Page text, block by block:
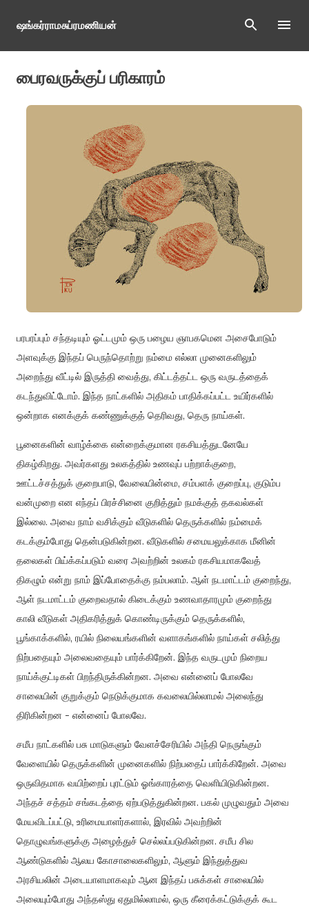
Skip to main content
ஷங்கர்ராமசுப்ரமணியன்
பைரவருக்குப் பரிகாரம்
பரபரப்பும் சந்தடியும் ஓட்டமும் ஒரு பழைய ஞாபகமென அசைபோடும்
அளவுக்கு இந்தப் பெருந்தொற்று நம்மை எல்லா முனைகளிலும்
அறைந்து வீட்டில் இருத்தி வைத்து, கிட்டத்தட்ட ஒரு வருடத்தைக்
கடந்துவிட்டோம். இந்த நாட்களில் அதிகம் பாதிக்கப்பட்ட உயிர்களில்
ஒன்றாக எனக்குக் கண்ணுக்குத் தெரிவது, தெரு நாய்கள்.
பூனைகளின் வாழ்க்கை என்றைக்குமான ரகசியத்துடனேயே
திகழ்கிறது. அவர்களது உலகத்தில் உணவுப் பற்றாக்குறை,
ஊட்டச்சத்துக் குறைபாடு, வேலையின்மை, சம்பளக் குறைப்பு, குடும்ப
வன்முறை என எந்தப் பிரச்சினை குறித்தும் நமக்குத் தகவல்கள்
இல்லை. அவை நாம் வசிக்கும் வீடுகளில் தெருக்களில் நம்மைக்
கடக்கும்போது தென்படுகின்றன. வீடுகளில் சமையலுக்காக மீனின்
தலைகள் பிய்க்கப்படும் வரை அவற்றின் உலகம் ரகசியமாகவேத்
திகழும் என்று நாம் இப்போதைக்கு நம்பலாம். ஆள் நடமாட்டம் குறைந்து,
ஆள் நடமாட்டம் குறைவதால் கிடைக்கும் உணவாதாரமும் குறைந்து
காலி வீடுகள் அதிகரித்துக் கொண்டிருக்கும் தெருக்களில்,
பூங்காக்களில், ரயில் நிலையங்களின் வளாகங்களில் நாய்கள் சலித்து
நிற்பதையும் அலைவதையும் பார்க்கிறேன். இந்த வருடமும் நிறைய
நாய்க்குட்டிகள் பிறந்திருக்கின்றன. அவை என்னைப் போலவே
சாலையின் குறுக்கும் நெடுக்குமாக கவலையில்லாமல் அலைந்து
திரிகின்றன - என்னைப் போலவே.
சமீப நாட்களில் பசு மாடுகளும் வேளச்சேரியில் அந்தி நெருங்கும்
வேளையில் தெருக்களின் முனைகளில் நிற்பதைப் பார்க்கிறேன். அவை
ஒருவிதமாக வயிற்றைப் புரட்டும் ஓங்காரத்தை வெளியிடுகின்றன.
அந்தச் சத்தம் சங்கடத்தை ஏற்படுத்துகின்றன. பகல் முழுவதும் அவை
மேயவிடப்பட்டு, உரிமையாளர்களால், இரவில் அவற்றின்
தொழுவங்களுக்கு அழைத்துச் செல்லப்படுகின்றன. சமீப சில
ஆண்டுகளில் ஆலய கோசாலைகளிலும், ஆளும் இந்துத்துவ
அரசியலின் அடையாளமாகவும் ஆன இந்தப் பசுக்கள் சாலையில்
அலையும்போது அந்தஸ்து ஏதுமில்லாமல், ஒரு கீரைக்கட்டுக்குக் கூட